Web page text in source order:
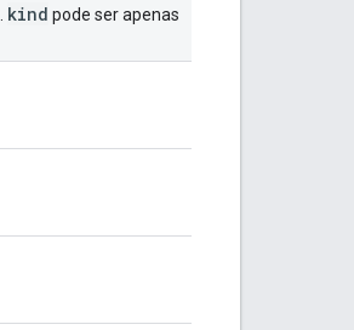
kind pode ser apenas